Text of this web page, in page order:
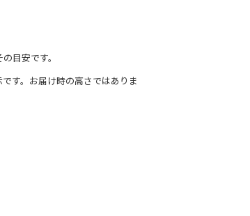
目安です。
す。お届け時の高さではありま